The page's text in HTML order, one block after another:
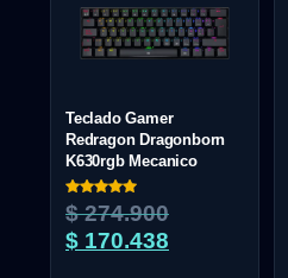
Teclado Gamer
Redragon Dragonborn
K630rgb Mecanico
Valorado
con
5.00
de 5
$274.900
$ 170.438